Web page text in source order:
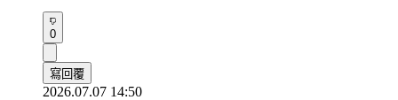
0
寫回覆
2026.07.07 14:50